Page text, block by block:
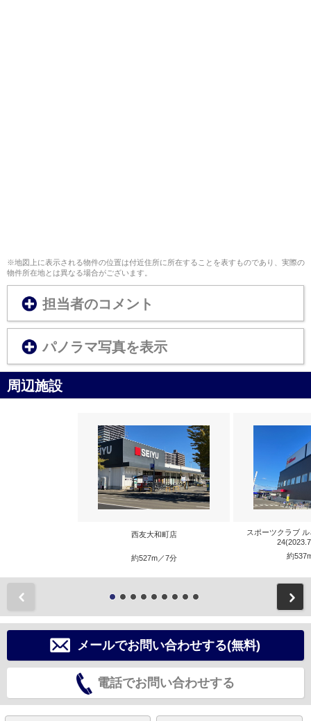
※地図上に表示される物件の位置は付近住所に所在することを表すものであり、実際の
物件所在地とは異なる場合がございます。
担当者のコメント
パノラマ写真を表示
周辺施設
西友大和町店
約527m／7分
スポーツクラブ
約
メールでお問い合わせする(無料)
電話でお問い合わせする